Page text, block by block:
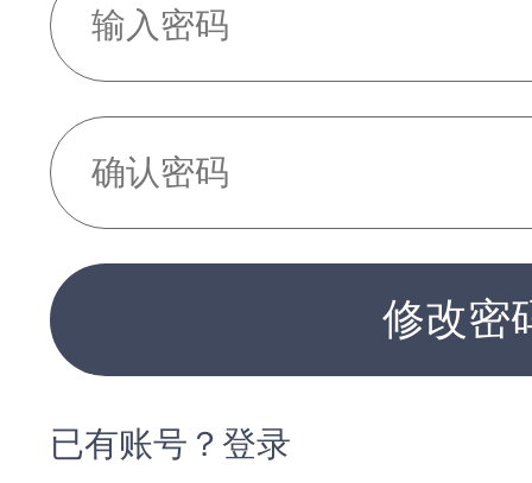
修改密
已有账号？登录